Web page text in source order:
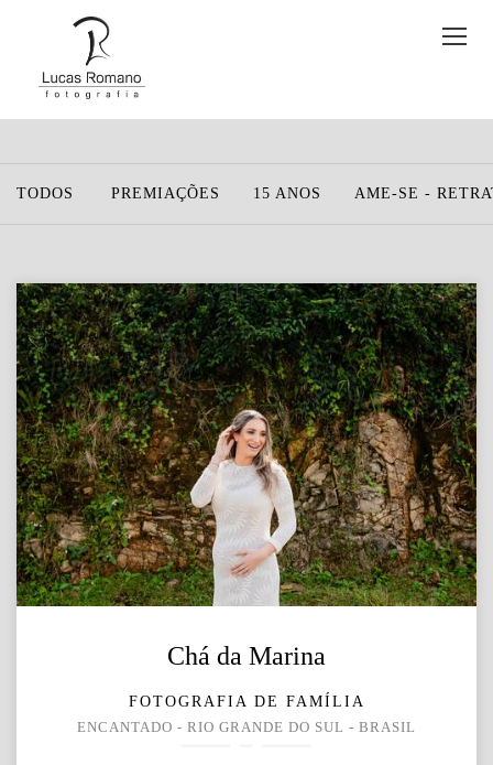
TODOS PREMIAÇÕES 15 ANOS AME-SE -
Chá da Marina
FOTOGRAFIA DE FAMÍLIA
ENCANTADO - RIO GRANDE DO SUL - BRASIL